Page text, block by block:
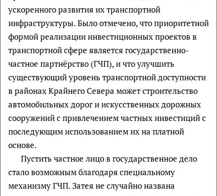
ускоренного развития их транспортной
инфраструктуры. Было отмечено, что приоритетной
формой реализации инвестиционных проектов в
транспортной сфере является государственно-
частное партнёрство (ГЧП), и что улучшить
существующий уровень транспортной доступности
в районах Крайнего Севера может строительство
автомобильных дорог и искусственных дорожных
сооружений с привлечением частных инвестиций с
последующим использованием их на платной
основе.
Пустить частное лицо в государственное дело
стало возможным благодаря специальному
механизму ГЧП. Затея не случайно названа